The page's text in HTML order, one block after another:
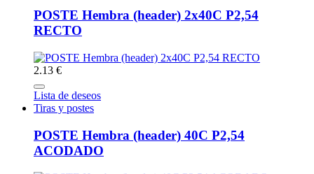
POSTE Hembra (header) 2x40C P2,54
RECTO
2.13 €
Lista de deseos
Tiras y postes
POSTE Hembra (header) 40C P2,54
ACODADO